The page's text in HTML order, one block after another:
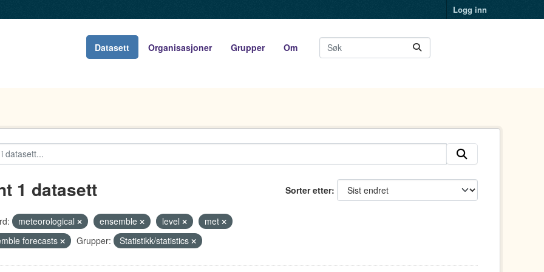
Logg inn
Datasett Organisasjoner Grupper Om
Sorter etter
1 datasett
meteorological ensemble level
met
forecasts
Grupper: Statistikk/statistics